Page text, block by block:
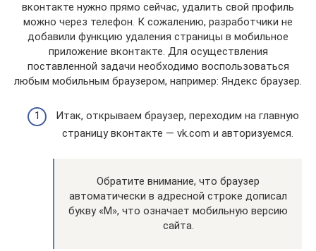
вконтакте нужно прямо сейчас, удалить свой профиль
можно через телефон. К сожалению, разработчики не
добавили функцию удаления страницы в мобильное
приложение вконтакте. Для осуществления
поставленной задачи необходимо воспользоваться
любым мобильным браузером, например: Яндекс браузер.
Итак, открываем браузер, переходим на главную
страницу вконтакте — vk.com и авторизуемся.
Обратите внимание, что браузер
автоматически в адресной строке дописал
букву «M», что означает мобильную версию
сайта.